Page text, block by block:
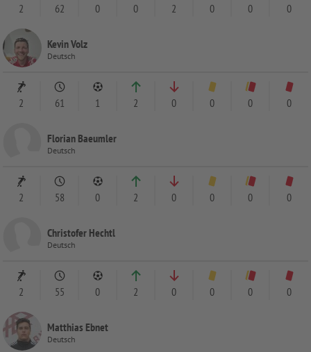
2 62 0 0 2 0 0 0
Kevin Volz
Deutsch
2 61 1 2 0 0 0 0
Florian Baeumler
Deutsch
2 58 0 2 0 0 0 0
Christofer Hechtl
Deutsch
2 55 0 2 0 0 0 0
Matthias Ebnet
Deutsch